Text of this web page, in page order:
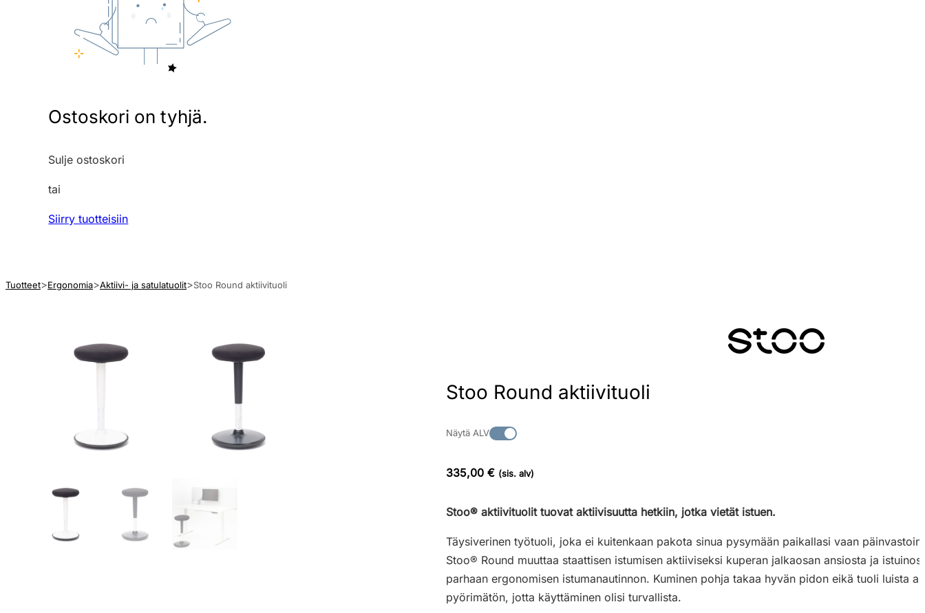
Ostoskori on tyhjä.
Sulje ostoskori
tai
Siirry tuotteisiin
Tuotteet Ergonomia Aktiivi- ja satulatuolit Stoo Round aktiivituoli
Stoo Round aktiivituoli
Näytä ALV
335,00 € (sis. alv)
Stoo® aktiivituolit tuovat aktiivisuutta hetkiin, jotka vietät istuen.
Täysiverinen työtuoli, joka ei kuitenkaan pakota sinua pysymään paikallasi vaan
Stoo® Round muuttaa staattisen istumisen aktiiviseksi kuperan jalkaosan ansiosta ja
parhaan ergonomisen istumanautinnon. Kuminen pohja takaa hyvän pidon eikä tuoli luista
pyörimätön, jotta käyttäminen olisi turvallista.